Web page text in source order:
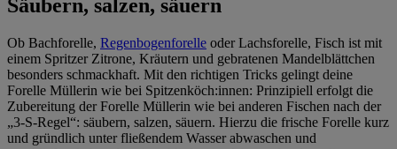
Säubern, salzen, säuern
Ob Bachforelle, Regenbogenforelle oder Lachsforelle, Fisch ist mit
einem Spritzer Zitrone, Kräutern und gebratenen Mandelblättchen
besonders schmackhaft. Mit den richtigen Tricks gelingt deine
Forelle Müllerin wie bei Spitzenköch:innen: Prinzipiell erfolgt die
Zubereitung der Forelle Müllerin wie bei anderen Fischen nach der
„3-S-Regel“: säubern, salzen, säuern. Hierzu die frische Forelle kurz
und gründlich unter fließendem Wasser abwaschen und